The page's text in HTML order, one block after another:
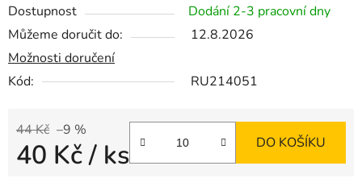
Dostupnost
Dodání 2-3 pracovní dny
Můžeme doručit do:
12.8.2026
Možnosti doručení
Kód:
RU214051
44 Kč –9 %
40 Kč/ ks DO KOŠÍKU